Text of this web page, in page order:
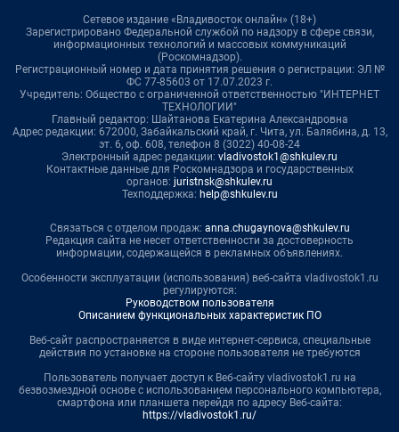
Сетевое издание «Владивосток онлайн» (18+)
Зарегистрировано Федеральной службой по надзору в сфере связи,
информационных технологий и массовых коммуникаций
(Роскомнадзор).
Регистрационный номер и дата принятия решения о регистрации: ЭЛ №
ФС 77-85603 от 17.07.2023 г.
Учредитель: Общество с ограниченной ответственностью "ИНТЕРНЕТ
ТЕХНОЛОГИИ"
Главный редактор: Шайтанова Екатерина Александровна
Адрес редакции: 672000, Забайкальский край, г. Чита, ул. Балябина, д. 13,
эт. 6, оф. 608, телефон 8 (3022) 40-08-24
Электронный адрес редакции: vladivostok1@shkulev.ru
Контактные данные для Роскомнадзора и государственных
органов: juristnsk@shkulev.ru
Техподдержка: help@shkulev.ru
Связаться с отделом продаж: anna.chugaynova@shkulev.ru
Редакция сайта не несет ответственности за достоверность
информации, содержащейся в рекламных объявлениях.
Особенности эксплуатации (использования) веб-сайта vladivostok1.ru
регулируются:
Руководством пользователя
Описанием функциональных характеристик ПО
Веб-сайт распространяется в виде интернет-сервиса, специальные
действия по установке на стороне пользователя не требуются
Пользователь получает доступ к Веб-сайту vladivostok1.ru на
безвозмездной основе с использованием персонального компьютера,
смартфона или планшета перейдя по адресу Веб-сайта:
https://vladivostok1.ru/